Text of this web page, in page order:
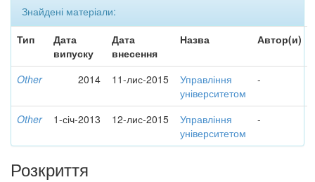
Знайдені матеріали:
Тип
Дата
випуску
Дата
внесення
Назва Автор(и)
Other 2014 11-лис-2015
Управління
університетом
-
Other 1-січ-2013 12-лис-2015
Управління
університетом
-
Розкриття